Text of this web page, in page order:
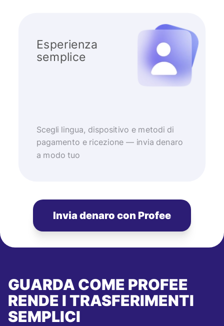
Esperienza
semplice
Scegli lingua, dispositivo e metodi di
pagamento e ricezione — invia denaro
a modo tuo
Invia denaro con Profee
GUARDA COME PROFEE
RENDE I TRASFERIMENTI
SEMPLICI